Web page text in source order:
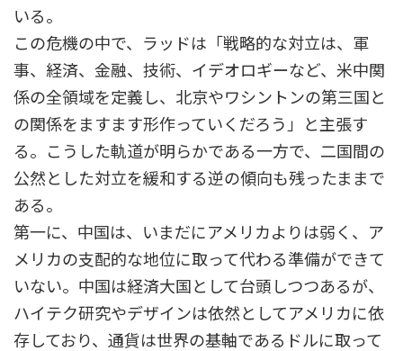
いる。
この危機の中で、ラッドは「戦略的な対立は、軍
事、経済、金融、技術、イデオロギーなど、米中関
係の全領域を定義し、北京やワシントンの第三国と
の関係をますます形作っていくだろう」と主張す
る。こうした軌道が明らかである一方で、二国間の
公然とした対立を緩和する逆の傾向も残ったままで
ある。
第一に、中国は、いまだにアメリカよりは弱く、ア
メリカの支配的な地位に取って代わる準備ができて
いない。中国は経済大国として台頭しつつあるが、
ハイテク研究やデザインは依然としてアメリカに依
存しており、通貨は世界の基軸であるドルに取って